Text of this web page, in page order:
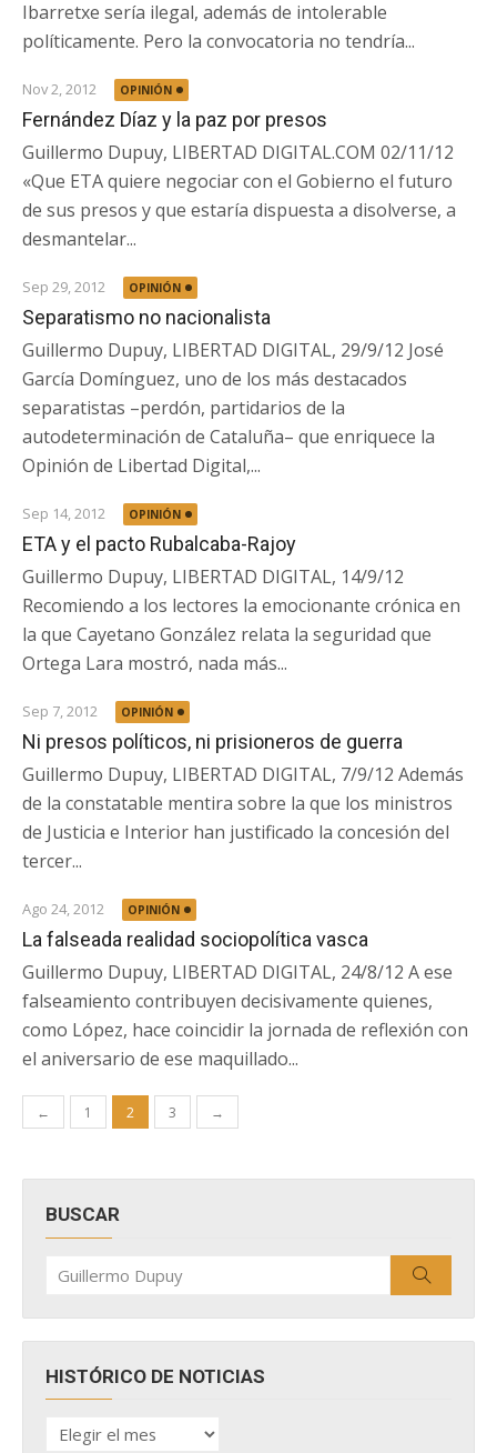
Ibarretxe sería ilegal, además de intolerable
políticamente. Pero la convocatoria no tendría...
Nov 2, 2012 OPINIÓN
Fernández Díaz y la paz por presos
Guillermo Dupuy, LIBERTAD DIGITAL.COM 02/11/12
«Que ETA quiere negociar con el Gobierno el futuro
de sus presos y que estaría dispuesta a disolverse, a
desmantelar...
Sep 29, 2012 OPINIÓN
Separatismo no nacionalista
Guillermo Dupuy, LIBERTAD DIGITAL, 29/9/12 José
García Domínguez, uno de los más destacados
separatistas –perdón, partidarios de la
autodeterminación de Cataluña– que enriquece la
Opinión de Libertad Digital,...
Sep 14, 2012 OPINIÓN
ETA y el pacto Rubalcaba-Rajoy
Guillermo Dupuy, LIBERTAD DIGITAL, 14/9/12
Recomiendo a los lectores la emocionante crónica en
la que Cayetano González relata la seguridad que
Ortega Lara mostró, nada más...
Sep 7, 2012 OPINIÓN
Ni presos políticos, ni prisioneros de guerra
Guillermo Dupuy, LIBERTAD DIGITAL, 7/9/12 Además
de la constatable mentira sobre la que los ministros
de Justicia e Interior han justificado la concesión del
tercer...
Ago 24, 2012 OPINIÓN
La falseada realidad sociopolítica vasca
Guillermo Dupuy, LIBERTAD DIGITAL, 24/8/12 A ese
falseamiento contribuyen decisivamente quienes,
como López, hace coincidir la jornada de reflexión con
el aniversario de ese maquillado...
Paginación
de
← 1 2 3 →
BUSCAR
por:
HISTÓRICO DE NOTICIAS
HISTÓRICO
DE